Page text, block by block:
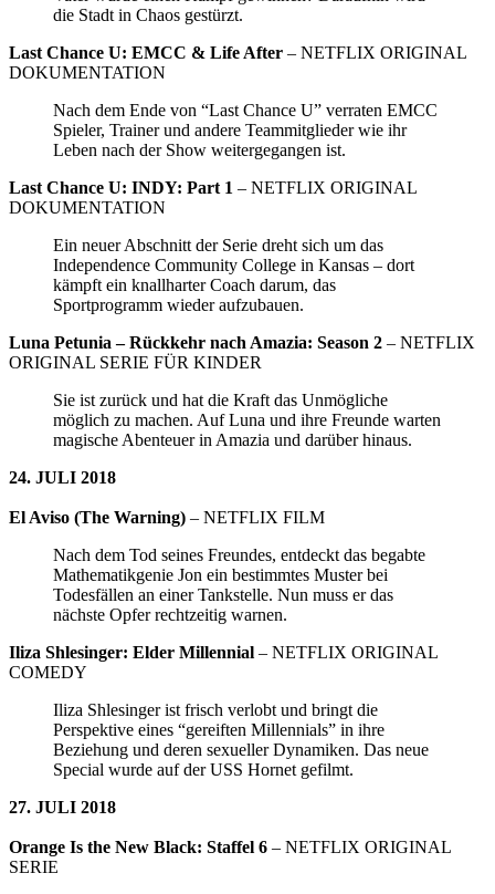
die Stadt in Chaos gestürzt.
Last Chance U: EMCC & Life After – NETFLIX ORIGINAL
DOKUMENTATION
Nach dem Ende von “Last Chance U” verraten EMCC
Spieler, Trainer und andere Teammitglieder wie ihr
Leben nach der Show weitergegangen ist.
Last Chance U: INDY: Part 1 – NETFLIX ORIGINAL
DOKUMENTATION
Ein neuer Abschnitt der Serie dreht sich um das
Independence Community College in Kansas – dort
kämpft ein knallharter Coach darum, das
Sportprogramm wieder aufzubauen.
Luna Petunia – Rückkehr nach Amazia: Season 2 – NETFLIX
ORIGINAL SERIE FÜR KINDER
Sie ist zurück und hat die Kraft das Unmögliche
möglich zu machen. Auf Luna und ihre Freunde warten
magische Abenteuer in Amazia und darüber hinaus.
24. JULI 2018
El Aviso (The Warning) – NETFLIX FILM
Nach dem Tod seines Freundes, entdeckt das begabte
Mathematikgenie Jon ein bestimmtes Muster bei
Todesfällen an einer Tankstelle. Nun muss er das
nächste Opfer rechtzeitig warnen.
Iliza Shlesinger: Elder Millennial – NETFLIX ORIGINAL
COMEDY
Iliza Shlesinger ist frisch verlobt und bringt die
Perspektive eines “gereiften Millennials” in ihre
Beziehung und deren sexueller Dynamiken. Das neue
Special wurde auf der USS Hornet gefilmt.
27. JULI 2018
Orange Is the New Black: Staffel 6 – NETFLIX ORIGINAL
SERIE